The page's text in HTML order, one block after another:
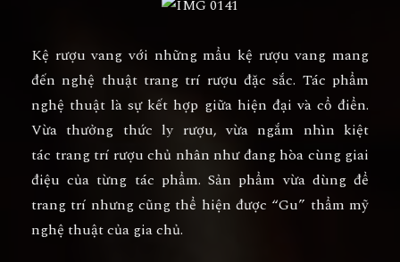
Kệ rượu vang với những mẩu kệ rượu vang mang
đến nghệ thuật trang trí rượu đặc sắc. Tác phẩm
nghệ thuật là sự kết hợp giữa hiện đại và cổ điển.
Vừa thưởng thức ly rượu, vừa ngắm nhìn kiệt
tác trang trí rượu chủ nhân như đang hòa cùng giai
điệu của từng tác phẩm. Sản phẩm vừa dùng để
trang trí nhưng cũng thể hiện được “Gu” thẩm mỹ
nghệ thuật của gia chủ.